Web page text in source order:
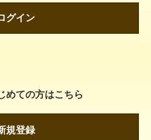
グイン
めての方はこちら
規登録